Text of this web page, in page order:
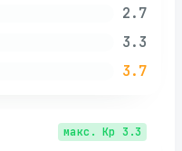
2.7
3.3
3.7
макс. Kp 3.3